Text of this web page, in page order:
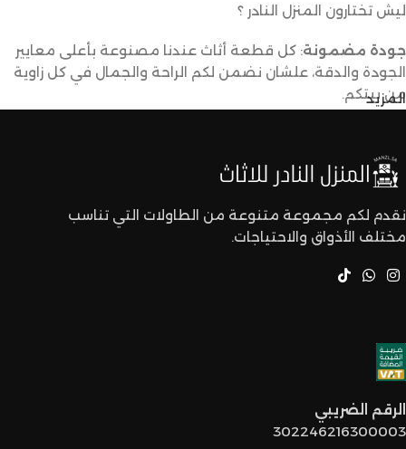
ليش تختارون المنزل النادر ؟
جودة مضمونة: كل قطعة أثاث عندنا مصنوعة بأعلى معايير
الجودة والدقة، علشان نضمن لكم الراحة والجمال في كل زاوية
من بيتكم.
الأذواق والديكورات. ما راح تحتاجون تدورون كثير علشان تلقون
اللي يعجبكم.
أسعار تنافسية : نقدم لكم أفضل الأسعار في السوق بدون ما
اختيار القطع المناسبة لين توصل لكم لحد البيت.
توصيل سريع وآمن
نضمن وصول منتجاتكم بأفضل حالة وفي أقصر وقت ممكن.
المزيد
نقدم لكم مجموعة متنوعة من الطاولات التي تناسب
مختلف الأذواق والاحتياجات.
الرقم الضريبي
302246216300003